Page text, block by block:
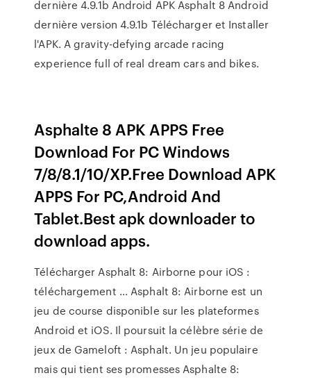
dernière 4.9.1b Android APK Asphalt 8 Android
dernière version 4.9.1b Télécharger et Installer
l'APK. A gravity-defying arcade racing
experience full of real dream cars and bikes.
Asphalte 8 APK APPS Free
Download For PC Windows
7/8/8.1/10/XP.Free Download APK
APPS For PC,Android And
Tablet.Best apk downloader to
download apps.
Télécharger Asphalt 8: Airborne pour iOS :
téléchargement ... Asphalt 8: Airborne est un
jeu de course disponible sur les plateformes
Android et iOS. Il poursuit la célèbre série de
jeux de Gameloft : Asphalt. Un jeu populaire
mais qui tient ses promesses Asphalte 8: